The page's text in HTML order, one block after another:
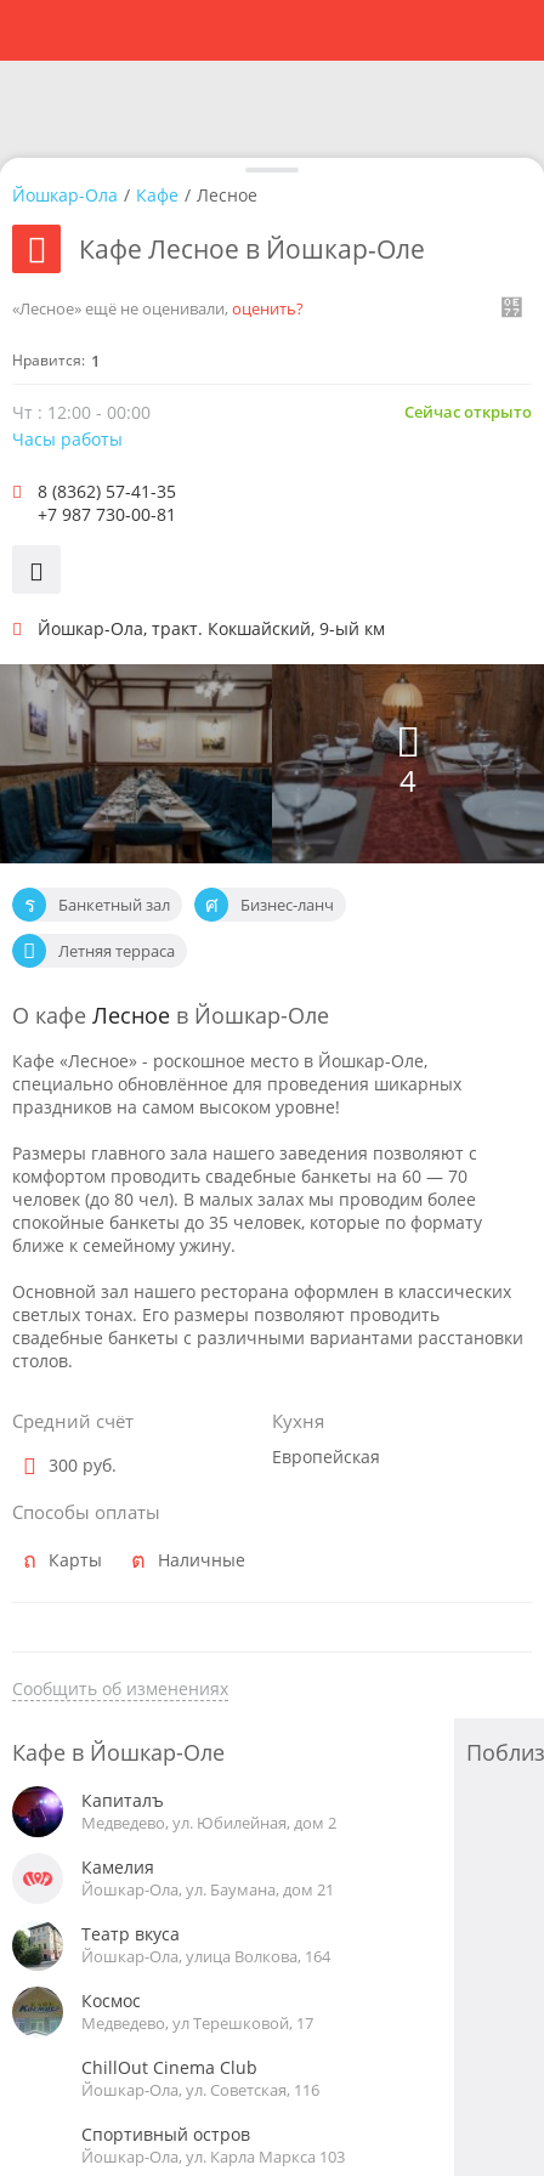
4
Банкетный зал Бизнес-ланч
Летняя терраса
Йошкар-Ола / Кафе / Лесное
Кафе Лесное в Йошкар-Оле
«Лесное» ещё не оценивали, оценить?
Нравится: 1
8 (8362) 57-41-35
+7 987 730-00-81
Йошкар-Ола, тракт. Кокшайский, 9-ый км
Сейчас открыто
Чт : 12:00 - 00:00
Часы работы
О кафе Лесное в Йошкар-Оле
Кафе «Лесное» - роскошное место в Йошкар-Оле,
специально обновлённое для проведения шикарных
праздников на самом высоком уровне!
Размеры главного зала нашего заведения позволяют с
комфортом проводить свадебные банкеты на 60 — 70
человек (до 80 чел). В малых залах мы проводим более
спокойные банкеты до 35 человек, которые по формату
ближе к семейному ужину.
Основной зал нашего ресторана оформлен в классических
светлых тонах. Его размеры позволяют проводить
свадебные банкеты с различными вариантами расстановки
столов.
Средний счёт
300 руб.
Способы оплаты
Карты Наличные
Кухня
Европейская
Сообщить об изменениях
Кафе в Йошкар-Оле
Капиталъ
Медведево, ул. Юбилейная, дом 2
Камелия
Йошкар-Ола, ул. Баумана, дом 21
Театр вкуса
Йошкар-Ола, улица Волкова, 164
Космос
Медведево, ул Терешковой, 17
ChillOut Cinema Club
Йошкар-Ола, ул. Советская, 116
Спортивный остров
Йошкар-Ола, ул. Карла Маркса 103